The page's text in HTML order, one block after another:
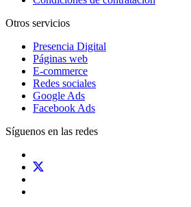
Otros servicios
Presencia Digital
Páginas web
E-commerce
Redes sociales
Google Ads
Facebook Ads
Síguenos en las redes